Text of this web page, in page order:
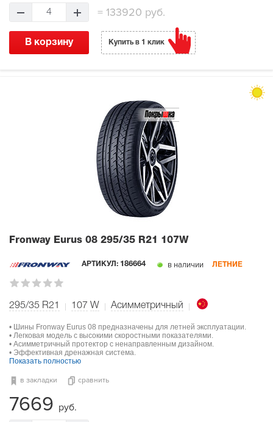
4 = 133920 руб.
В корзину Купить в 1 клик
Fronway Eurus 08 295/35 R21 107W
АРТИКУЛ: 186664 в наличии ЛЕТНИЕ
295/35 R21 107 W Асимметричный
• Шины Fronway Eurus 08 предназначены для летней эксплуатации.
• Легковая модель с высокими скоростными показателями.
• Асимметричный протектор с ненаправленным дизайном.
• Эффективная дренажная система.
Показать полностью
в закладки сравнить
7669 руб.